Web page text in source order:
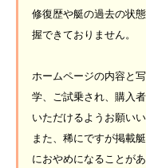
修復歴や艇の過去の状
握できておりません。
ホームページの内容と
学、ご試乗され、購入
いただけるようお願いい
また、稀にですが掲載
におやめになることが